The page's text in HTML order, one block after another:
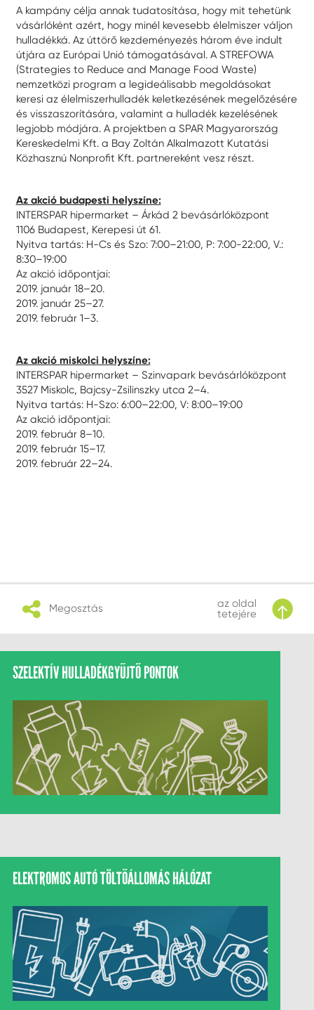
A kampány célja annak tudatosítása, hogy mit tehetünk
vásárlóként azért, hogy minél kevesebb élelmiszer váljon
hulladékká. Az úttörő kezdeményezés három éve indult
útjára az Európai Unió támogatásával. A STREFOWA
(Strategies to Reduce and Manage Food Waste)
nemzetközi program a legideálisabb megoldásokat
keresi az élelmiszerhulladék keletkezésének megelőzésére
és visszaszorítására, valamint a hulladék kezelésének
legjobb módjára. A projektben a SPAR Magyarország
Kereskedelmi Kft. a Bay Zoltán Alkalmazott Kutatási
Közhasznú Nonprofit Kft. partnereként vesz részt.
Az akció budapesti helyszíne:
INTERSPAR hipermarket – Árkád 2 bevásárlóközpont
1106 Budapest, Kerepesi út 61.
Nyitva tartás: H-Cs és Szo: 7:00–21:00, P: 7:00-22:00, V.:
8:30–19:00
Az akció időpontjai:
2019. január 18–20.
2019. január 25–27.
2019. február 1–3.
Az akció miskolci helyszíne:
INTERSPAR hipermarket – Szinvapark bevásárlóközpont
3527 Miskolc, Bajcsy-Zsilinszky utca 2–4.
Nyitva tartás: H-Szo: 6:00–22:00, V: 8:00–19:00
Az akció időpontjai:
2019. február 8–10.
2019. február 15–17.
2019. február 22–24.
Megosztás
az oldal
tetejére
SZELEKTÍV HULLADÉKGYŰJTŐ PONTOK
ELEKTROMOS AUTÓ TÖLTŐÁLLOMÁS HÁLÓZAT